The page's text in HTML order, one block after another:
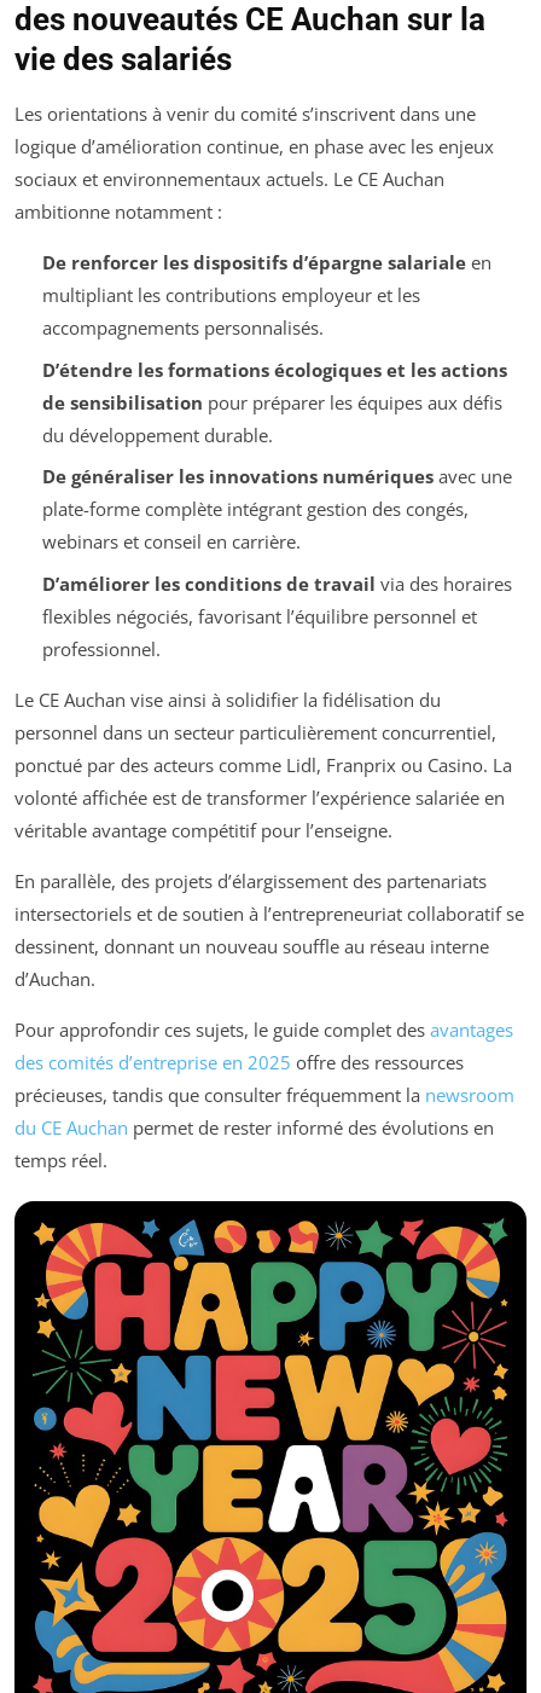
des nouveautés CE Auchan sur la
vie des salariés
Les orientations à venir du comité s’inscrivent dans une
logique d’amélioration continue, en phase avec les enjeux
sociaux et environnementaux actuels. Le CE Auchan
ambitionne notamment :
De renforcer les dispositifs d’épargne salarialeen
multipliant les contributions employeur et les
accompagnements personnalisés.
D’étendre les formations écologiques et les actions
de sensibilisation pour préparer les équipes aux défis
du développement durable.
De généraliser les innovations numériquesavec une
plate-forme complète intégrant gestion des congés,
webinars et conseil en carrière.
D’améliorer les conditions de travail via des horaires
flexibles négociés, favorisant l’équilibre personnel et
professionnel.
Le CE Auchan vise ainsi à solidifier la fidélisation du
personnel dans un secteur particulièrement concurrentiel,
ponctué par des acteurs comme Lidl, Franprix ou Casino. La
volonté affichée est de transformer l’expérience salariée en
véritable avantage compétitif pour l’enseigne.
En parallèle, des projets d’élargissement des partenariats
intersectoriels et de soutien à l’entrepreneuriat collaboratif se
dessinent, donnant un nouveau souffle au réseau interne
d’Auchan.
Pour approfondir ces sujets, le guide complet des avantages
des comités d’entreprise en 2025 offre des ressources
précieuses, tandis que consulter fréquemment la newsroom
du CE Auchan permet de rester informé des évolutions en
temps réel.